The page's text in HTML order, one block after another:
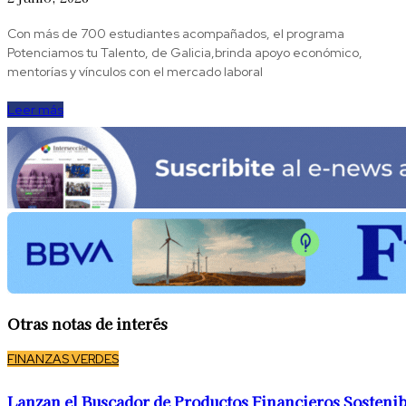
Con más de 700 estudiantes acompañados, el programa
Potenciamos tu Talento, de Galicia,brinda apoyo económico,
mentorías y vínculos con el mercado laboral
Leer más
Otras notas de interés
FINANZAS VERDES